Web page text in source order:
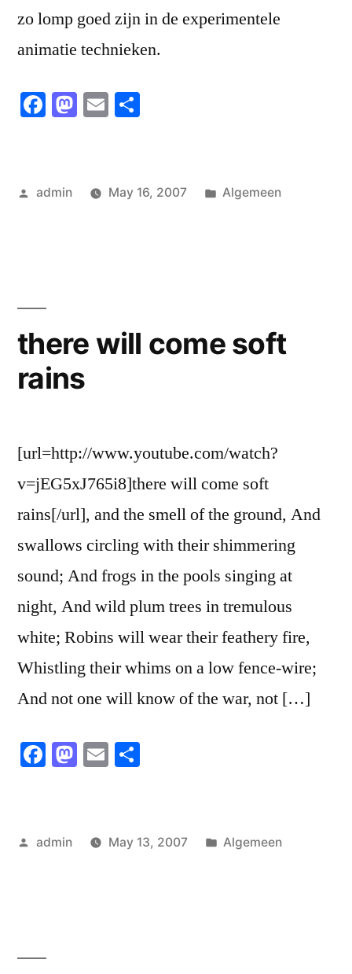
zo lomp goed zijn in de experimentele
animatie technieken.
Facebook
Mastodon
Email
Posted
admin May 16, 2007
Posted
Algemeen
there will come soft
rains
[url=http://www.youtube.com/watch?
v=jEG5xJ765i8]there will come soft
rains[/url], and the smell of the ground, And
swallows circling with their shimmering
sound; And frogs in the pools singing at
night, And wild plum trees in tremulous
white; Robins will wear their feathery fire,
Whistling their whims on a low fence-wire;
And not one will know of the war, not […]
Facebook
Mastodon
Email
Posted
admin May 13, 2007
Posted
Algemeen